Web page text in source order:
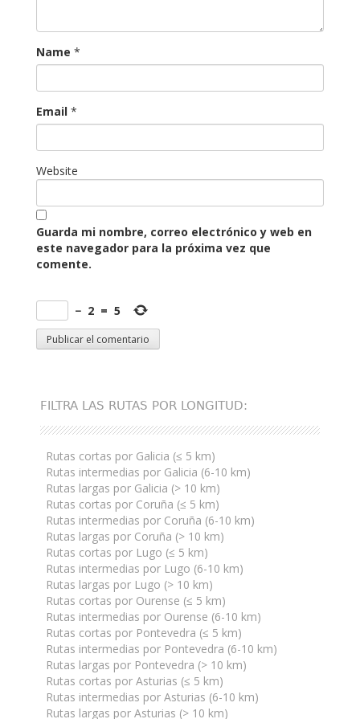
Name *
Email *
Website
Guarda mi nombre, correo electrónico y web en
este navegador para la próxima vez que
comente.
− 2 = 5
FILTRA LAS RUTAS POR LONGITUD:
Rutas cortas por Galicia (≤ 5 km)
Rutas intermedias por Galicia (6-10 km)
Rutas largas por Galicia (> 10 km)
Rutas cortas por Coruña (≤ 5 km)
Rutas intermedias por Coruña (6-10 km)
Rutas largas por Coruña (> 10 km)
Rutas cortas por Lugo (≤ 5 km)
Rutas intermedias por Lugo (6-10 km)
Rutas largas por Lugo (> 10 km)
Rutas cortas por Ourense (≤ 5 km)
Rutas intermedias por Ourense (6-10 km)
Rutas cortas por Pontevedra (≤ 5 km)
Rutas intermedias por Pontevedra (6-10 km)
Rutas largas por Pontevedra (> 10 km)
Rutas cortas por Asturias (≤ 5 km)
Rutas intermedias por Asturias (6-10 km)
Rutas largas por Asturias (> 10 km)